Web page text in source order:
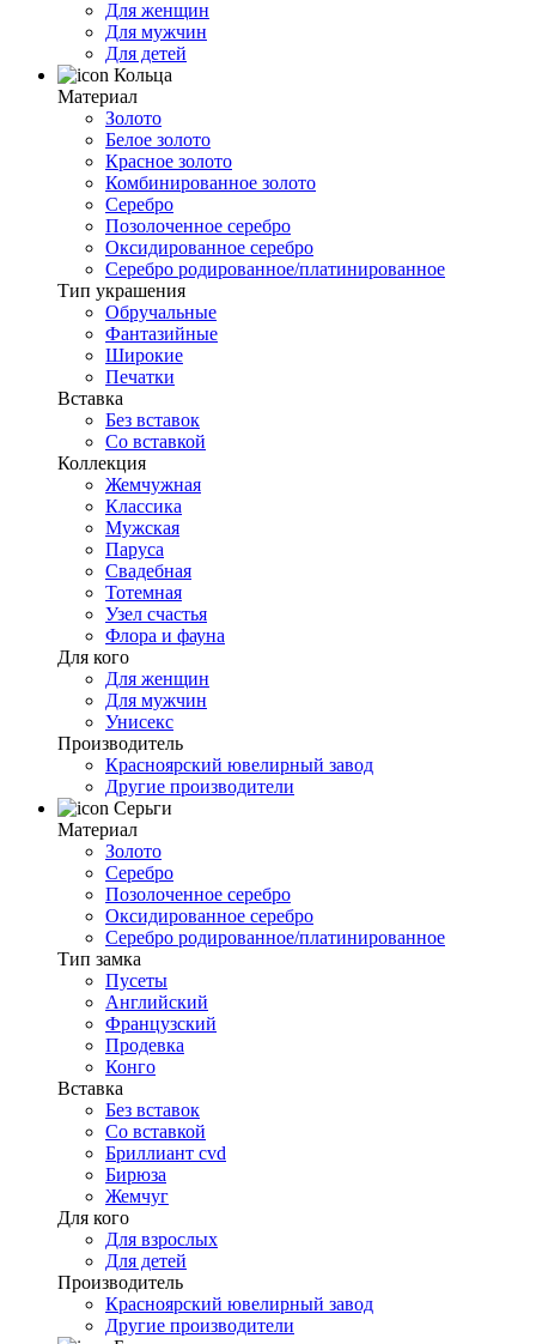
Для женщин
Для мужчин
Для детей
Кольца
Материал
Золото
Белое золото
Красное золото
Комбинированное золото
Серебро
Позолоченное серебро
Оксидированное серебро
Серебро родированное/платинированное
Тип украшения
Обручальные
Фантазийные
Широкие
Печатки
Вставка
Без вставок
Со вставкой
Коллекция
Жемчужная
Классика
Мужская
Паруса
Свадебная
Тотемная
Узел счастья
Флора и фауна
Для кого
Для женщин
Для мужчин
Унисекс
Производитель
Красноярский ювелирный завод
Другие производители
Серьги
Материал
Золото
Серебро
Позолоченное серебро
Оксидированное серебро
Серебро родированное/платинированное
Тип замка
Пусеты
Английский
Французский
Продевка
Конго
Вставка
Без вставок
Со вставкой
Бриллиант cvd
Бирюза
Жемчуг
Для кого
Для взрослых
Для детей
Производитель
Красноярский ювелирный завод
Другие производители